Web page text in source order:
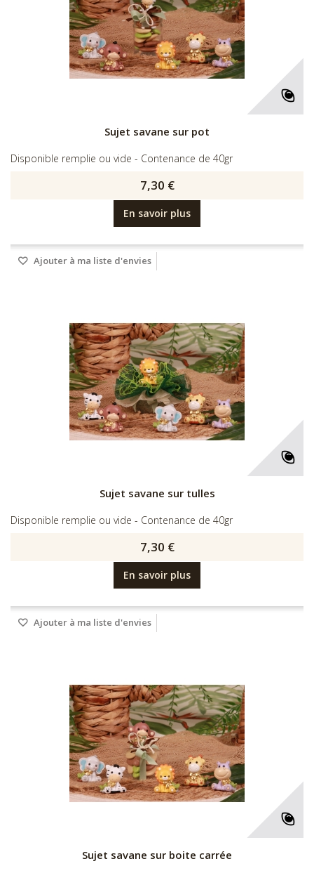
Sujet savane sur pot
Disponible remplie ou vide - Contenance de 40gr
7,30 €
En savoir plus
Ajouter à ma liste d'envies
Sujet savane sur tulles
Disponible remplie ou vide - Contenance de 40gr
7,30 €
En savoir plus
Ajouter à ma liste d'envies
Sujet savane sur boite carrée